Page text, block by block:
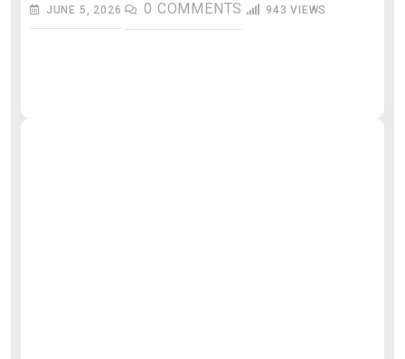
JUNE 5, 2026 0 COMMENTS 943 VIEWS